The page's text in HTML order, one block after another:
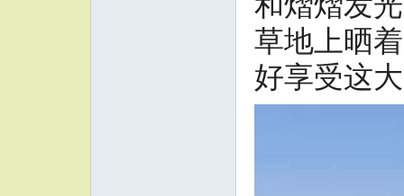
草地上晒
好享受这